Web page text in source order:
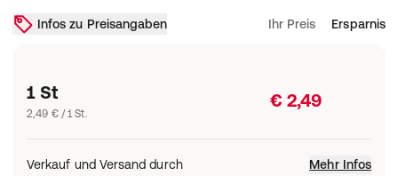
Infos zu Preisangaben Ihr Preis Ersparnis
1 St
2,49 € / 1 St.
€ 2,49
Verkauf und Versand durch Mehr Infos